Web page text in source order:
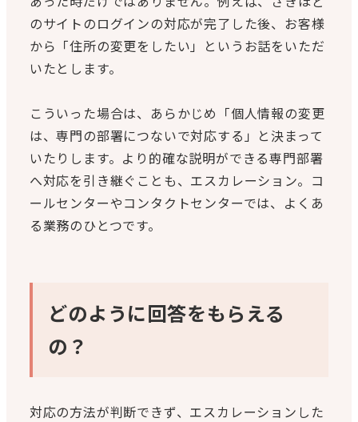
のサイトのログインの対応が完了した後、お客様
から「住所の変更をしたい」というお話をいただ
いたとします。
こういった場合は、あらかじめ「個人情報の変更
は、専門の部署につないで対応する」と決まって
いたりします。より的確な説明ができる専門部署
へ対応を引き継ぐことも、エスカレーション。コ
ールセンターやコンタクトセンターでは、よくあ
る業務のひとつです。
どのように回答をもらえる
の？
対応の方法が判断できず、エスカレーションした